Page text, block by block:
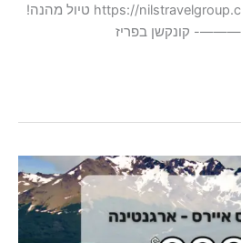
הטיסות ולכרטוסhttps://nilstravelgroup.com/ylem טיול מהנה!